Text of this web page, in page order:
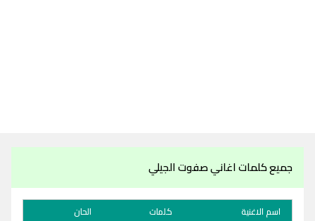
جميع كلمات اغاني صفوت الجيلي
اسم الاغنية كلمات الحان